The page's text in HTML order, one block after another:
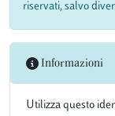
riservati, salvo
Informazioni
Utilizza questo